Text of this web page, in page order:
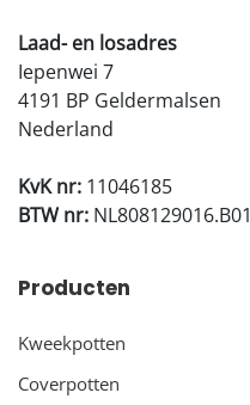
Laad- en losadres
Iepenwei 7
4191 BP Geldermalsen
Nederland
KvK nr: 11046185
BTW nr: NL808129016.B01
Producten
Kweekpotten
Coverpotten